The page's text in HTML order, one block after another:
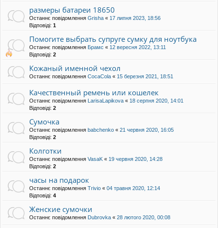
размеры батареи 18650
Останнє повідомлення Grisha « 17 липня 2023, 18:56
Відповіді: 1
Помогите выбрать супруге сумку для ноутбука
Останнє повідомлення Брамс « 12 вересня 2022, 13:11
Відповіді: 2
Кожаный именной чехол
Останнє повідомлення CocaCola « 15 березня 2021, 18:51
Качественный ремень или кошелек
Останнє повідомлення LarisaLapikova « 18 серпня 2020, 14:01
Відповіді: 2
Сумочка
Останнє повідомлення babchenko « 21 червня 2020, 16:05
Відповіді: 2
Колготки
Останнє повідомлення VasaK « 19 червня 2020, 14:28
Відповіді: 2
часы на подарок
Останнє повідомлення Trivio « 04 травня 2020, 12:14
Відповіді: 4
Женские сумочки
Останнє повідомлення Dubrovka « 28 лютого 2020, 00:08